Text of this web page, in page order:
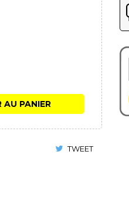
AU PANIER
TWEET